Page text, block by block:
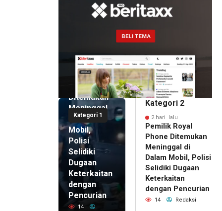
Kategori 1
2 hari lalu
Pemilik
Royal
Phone
Ditemukan
Meninggal
di Dalam
Mobil,
Polisi
Selidiki
Dugaan
Keterkaitan
dengan
Pencurian
14
Kategori 2
2 hari lalu
Pemilik Royal
Phone Ditemukan
Meninggal di
Dalam Mobil, Polisi
Selidiki Dugaan
Keterkaitan
dengan Pencurian
14 Redaksi